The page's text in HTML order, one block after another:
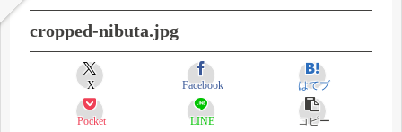
cropped-nibuta.jpg
X Facebook はてブ
Pocket LINE コピー